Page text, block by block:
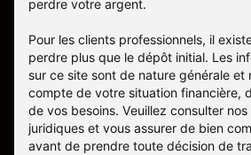
perdre votre argent.
Pour les clients professionnels, il
perdre plus que le dépôt initial. Les
sur ce site sont de nature générale et
compte de votre situation financière,
de vos besoins. Veuillez consulter
juridiques et vous assurer de bien
avant de prendre toute décision de